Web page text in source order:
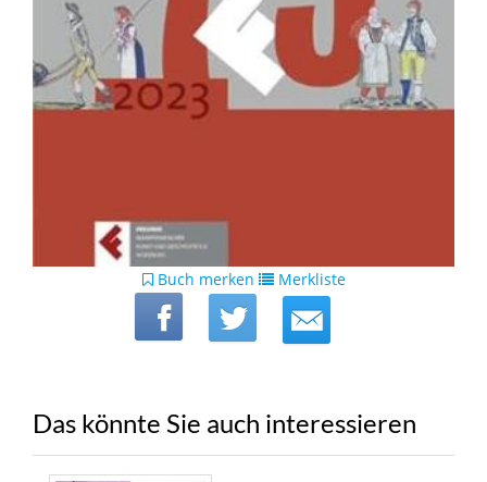
Buch merken Merkliste
Das könnte Sie auch interessieren